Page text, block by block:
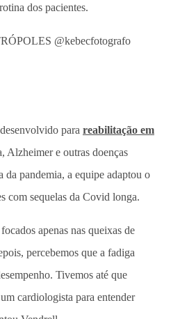
dos pacientes.
@kebecfotografo
para reabilitação em
Alzheimer e outras doenças
da pandemia, a equipe adaptou o
com sequelas da Covid longa.
apenas nas queixas de
percebemos que a fadiga
Tivemos até que
cardiologista para entender